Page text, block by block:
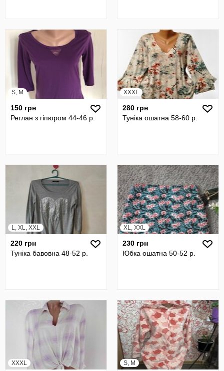
S, M
150 грн
Реглан з гіпюром 44-46 р.
XXXL
280 грн
Туніка ошатна 58-60 р.
L, XL, XXL
220 грн
Туніка бавовна 48-52 р.
XL, XXL
230 грн
Юбка ошатна 50-52 р.
XXXL S, M